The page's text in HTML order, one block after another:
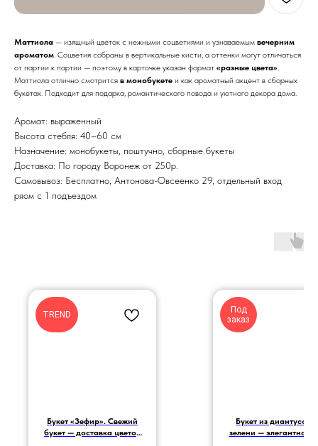
Маттиола — изящный цветок с нежными соцветиями и узнаваемым вечерним
ароматом. Соцветия собраны в вертикальные кисти, а оттенки могут отличаться
от партии к партии — поэтому в карточке указан формат «разные цвета».
Маттиола отлично смотрится в монобукете и как ароматный акцент в сборных
букетах. Подходит для подарка, романтического повода и уютного декора дома.
Аромат: выраженный
Высота стебля: 40–60 см
Назначение: монобукеты, поштучно, сборные букеты
Доставка: По городу Воронеж от 250р.
Самовывоз: Бесплатно, Антонова-Овсеенко 29, отдельный вход
ряом с 1 подъездом
TREND
Букет «Зефир». Свежий
букет — доставка цветов
Под
заказ
Букет из диантусов и
зелени —